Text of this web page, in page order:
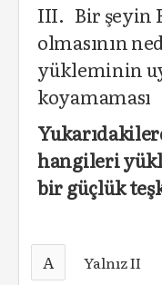
III. Bir şeyin
olmasının
yükleminin
koyamaması
hangileri
bir güçlük
A Yalnız II